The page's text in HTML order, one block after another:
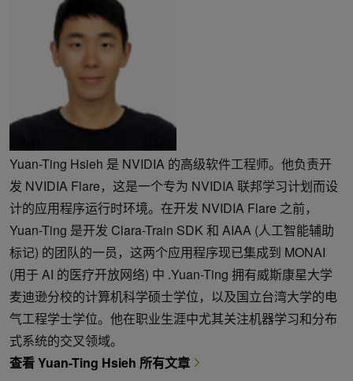
Yuan-Ting Hsieh 是 NVIDIA 的高级软件工程师。他负责开
发 NVIDIA Flare，这是一个专为 NVIDIA 联邦学习计划而设
计的应用程序运行时环境。在开发 NVIDIA Flare 之前，
Yuan-Ting 是开发 Clara-Train SDK 和 AIAA (人工智能辅助
标记) 的团队的一员，这两个应用程序现已集成到 MONAI
(用于 AI 的医疗开放网络) 中 .Yuan-Ting 拥有威斯康星大学
麦迪逊分校的计算机科学硕士学位，以及国立台湾大学的电
气工程学士学位。他在职业生涯中尤其关注机器学习和分布
式系统的交叉领域。
查看 Yuan-Ting Hsieh 所有文章